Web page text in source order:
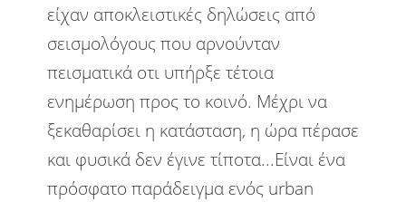
είχαν αποκλειστικές δηλώσεις από
σεισμολόγους που αρνούνταν
πεισματικά οτι υπήρξε τέτοια
ενημέρωση προς το κοινό. Μέχρι να
ξεκαθαρίσει η κατάσταση, η ώρα πέρασε
και φυσικά δεν έγινε τίποτα...Είναι ένα
πρόσφατο παράδειγμα ενός urban